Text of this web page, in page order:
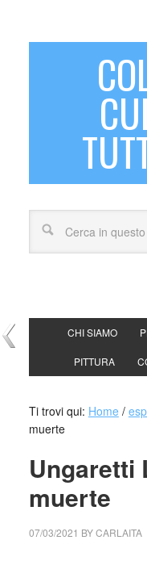
CHI SIAMO
PITTURA
Ti trovi qui: Home /
muerte
Ungaretti
muerte
07/03/2021 BYCARLAITA